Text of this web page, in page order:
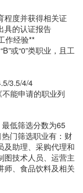
程度并获得相关证
具的认证报告
作经验**
或“0”类职业，且工
3.5/4/4
能申请的职业列
低筛选分数为65
门筛选职业有：财
及助理、采购代理和
图技术人员、运营主
师、食品饮料及相关